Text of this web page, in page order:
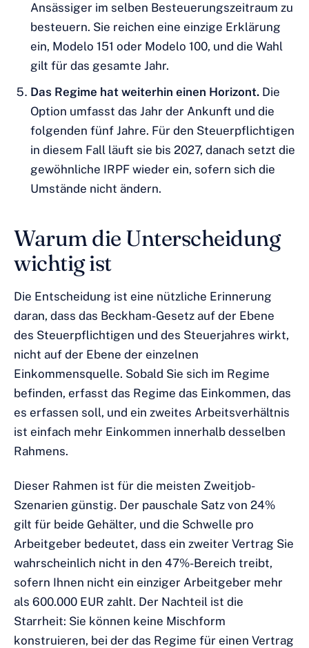
Ansässiger im selben Besteuerungszeitraum zu
besteuern. Sie reichen eine einzige Erklärung
ein, Modelo 151 oder Modelo 100, und die Wahl
gilt für das gesamte Jahr.
Das Regime hat weiterhin einen Horizont. Die
Option umfasst das Jahr der Ankunft und die
folgenden fünf Jahre. Für den Steuerpflichtigen
in diesem Fall läuft sie bis 2027, danach setzt die
gewöhnliche IRPF wieder ein, sofern sich die
Umstände nicht ändern.
Warum die Unterscheidung
wichtig ist
Die Entscheidung ist eine nützliche Erinnerung
daran, dass das Beckham-Gesetz auf der Ebene
des Steuerpflichtigen und des Steuerjahres wirkt,
nicht auf der Ebene der einzelnen
Einkommensquelle. Sobald Sie sich im Regime
befinden, erfasst das Regime das Einkommen, das
es erfassen soll, und ein zweites Arbeitsverhältnis
ist einfach mehr Einkommen innerhalb desselben
Rahmens.
Dieser Rahmen ist für die meisten Zweitjob-
Szenarien günstig. Der pauschale Satz von 24%
gilt für beide Gehälter, und die Schwelle pro
Arbeitgeber bedeutet, dass ein zweiter Vertrag Sie
wahrscheinlich nicht in den 47%-Bereich treibt,
sofern Ihnen nicht ein einziger Arbeitgeber mehr
als 600.000 EUR zahlt. Der Nachteil ist die
Starrheit: Sie können keine Mischform
konstruieren, bei der das Regime für einen Vertrag